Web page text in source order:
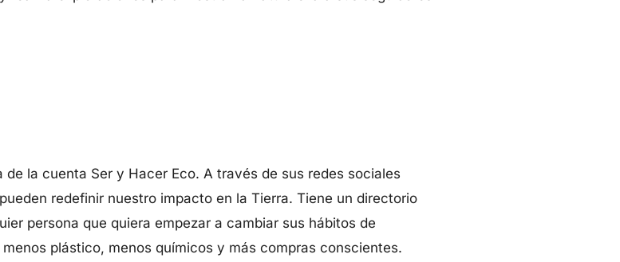
la cuenta Ser y Hacer Eco. A través de sus redes sociales
redefinir nuestro impacto en la Tierra. Tiene un directorio
persona que quiera empezar a cambiar sus hábitos de
plástico, menos químicos y más compras conscientes.